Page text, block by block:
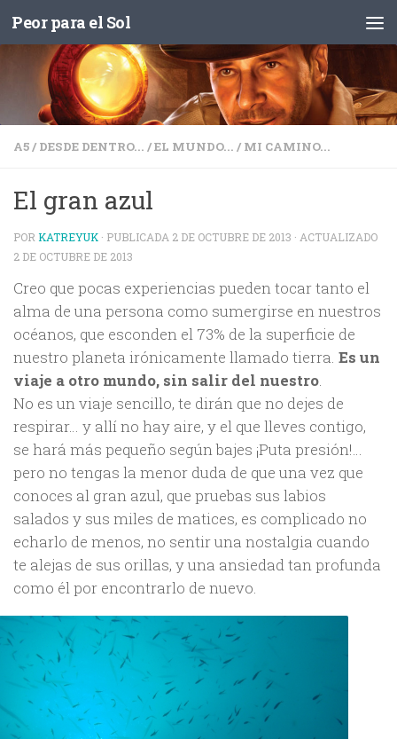
Saltar al contenido
Peor para el Sol
A5/ DESDE DENTRO... /EL MUNDO... / MI CAMINO...
El gran azul
POR KATREYUK · PUBLICADA 2 DE OCTUBRE DE 2013 · ACTUALIZADO
2 DE OCTUBRE DE 2013
Creo que pocas experiencias pueden tocar tanto el
alma de una persona como sumergirse en nuestros
océanos, que esconden el 73% de la superficie de
nuestro planeta irónicamente llamado tierra. Es un
viaje a otro mundo, sin salir del nuestro.
No es un viaje sencillo, te dirán que no dejes de
respirar… y allí no hay aire, y el que lleves contigo,
se hará más pequeño según bajes ¡Puta presión!…
pero no tengas la menor duda de que una vez que
conoces al gran azul, que pruebas sus labios
salados y sus miles de matices, es complicado no
echarlo de menos, no sentir una nostalgia cuando
te alejas de sus orillas, y una ansiedad tan profunda
como él por encontrarlo de nuevo.